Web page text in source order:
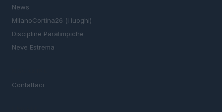
News
MIlanoCortina26 (i luoghi)
Discipline Paralimpiche
Neve Estrema
Contattaci